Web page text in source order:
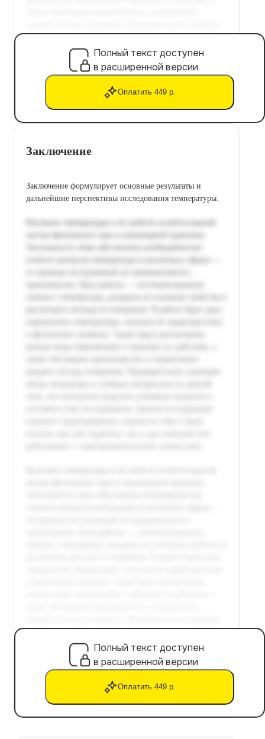
Полный текст доступен
в расширенной версии
Оплатить 449 р.
Заключение
Заключение формулирует основные результаты и
дальнейшие перспективы исследования температуры.
Полный текст доступен
в расширенной версии
Оплатить 449 р.